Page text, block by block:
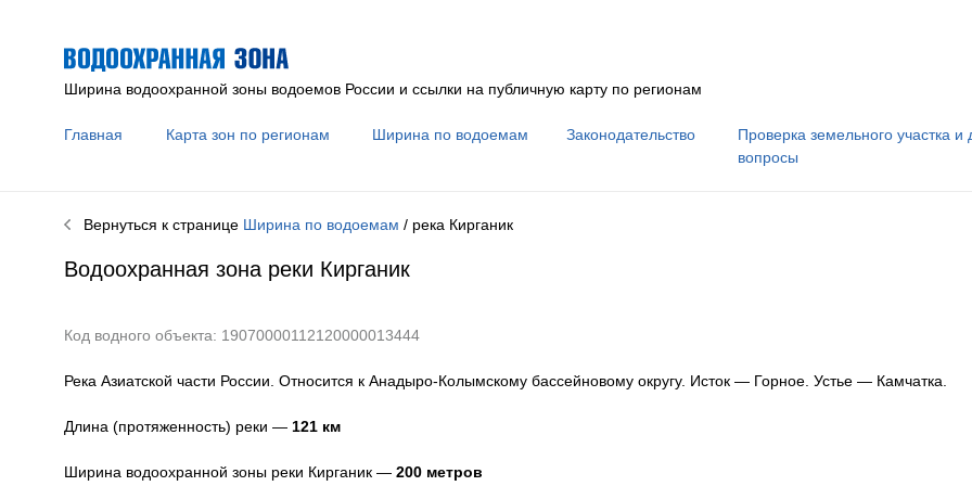
Ширина водоохранной зоны водоемов России и ссылки на публичную карту по регионам
Главная Карта зон по регионам Ширина по водоемам Законодательство
Проверка земельного участка и
вопросы
Вернуться к странице Ширина по водоемам / рекаКирганик
Водоохранная зона реки Кирганик
Код водного объекта: 19070000112120000013444
Река Азиатской части России. Относится к Анадыро-Колымскому бассейновому округу. Исток — Горное. Устье — Камчатка.
Длина (протяженность) реки — 121км
Ширина водоохранной зоны реки Кирганик— 200 метров